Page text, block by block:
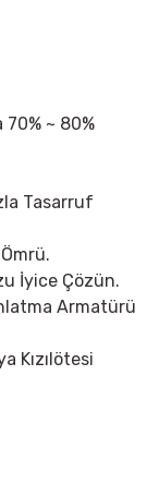
~ 80%
Tasarruf
İyice Çözün.
Armatürü
Kızılötesi